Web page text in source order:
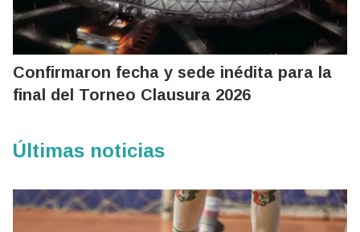
Confirmaron fecha y sede inédita para la
final del Torneo Clausura 2026
Últimas noticias